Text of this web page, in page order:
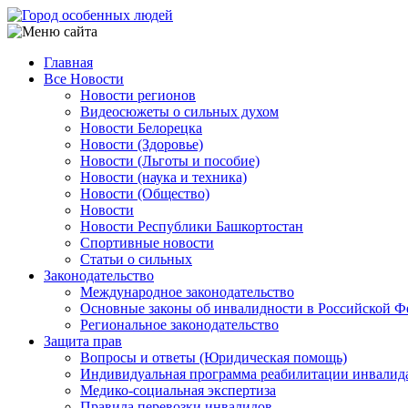
Перейти
к
содержанию
Main
navigation
Главная
Все Новости
Новости регионов
Видеосюжеты о сильных духом
Новости Белорецка
Новости (Здоровье)
Новости (Льготы и пособие)
Новости (наука и техника)
Новости (Общество)
Новости
Новости Республики Башкортостан
Спортивные новости
Статьи о сильных
Законодательство
Международное законодательство
Основные законы об инвалидности в Российской
Региональное законодательство
Защита прав
Вопросы и ответы (Юридическая помощь)
Индивидуальная программа реабилитации
Медико-социальная экспертиза